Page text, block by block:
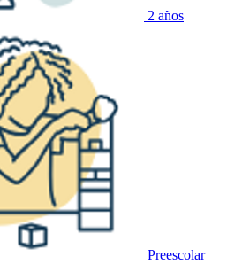
2 años
Preescolar